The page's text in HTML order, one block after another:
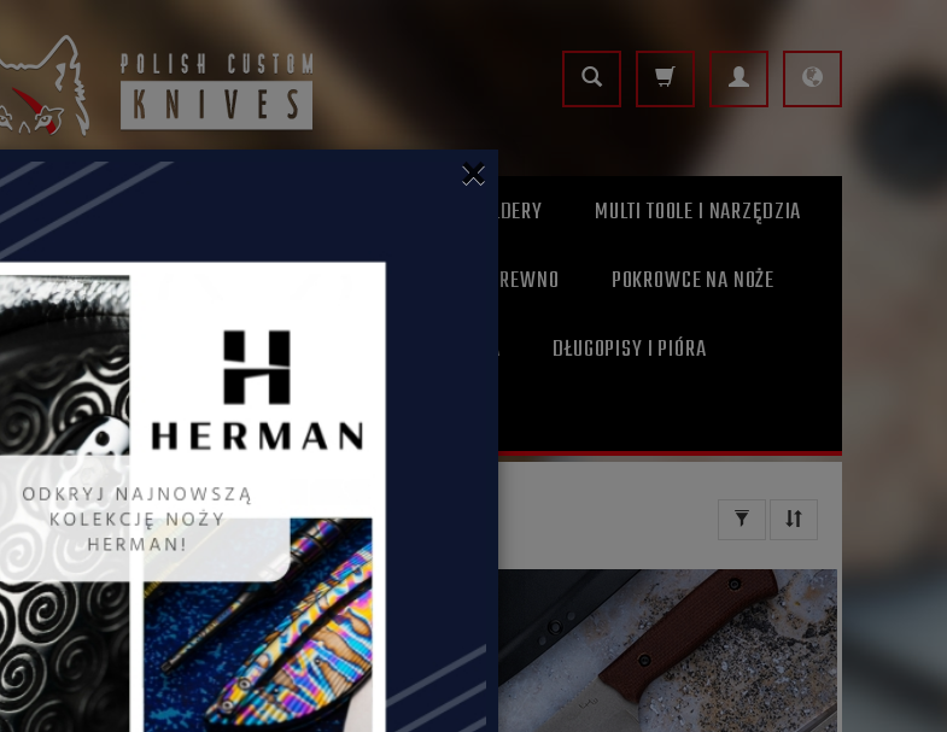
×
NOŻE TAKTYCZNE NOŻE - FOLDERY
MULTI TOOLE I NARZĘDZIA
NOŻE EDC DREWNO
POKROWCE NA NOŻE
AKCESORIA I UCHWYTY DO NOŻY GALANTERIA SKÓRZANA
DŁUGOPISY I PIÓRA
KRZESIWA DESIGN UŻYTKOWY